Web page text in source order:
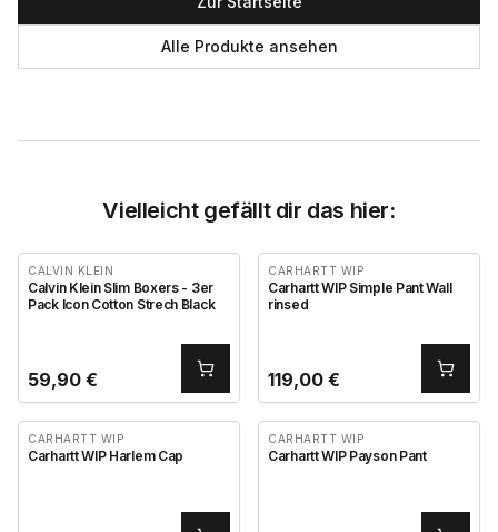
Alle Produkte ansehen
Vielleicht gefällt dir das hier:
CALVIN KLEIN
Calvin Klein Slim Boxers - 3er
Pack Icon Cotton Strech Black
59,90 €
CARHARTT WIP
Carhartt WIP Simple Pant Wall
rinsed
119,00 €
CARHARTT WIP
Carhartt WIP Harlem Cap
CARHARTT WIP
Carhartt WIP Payson Pant